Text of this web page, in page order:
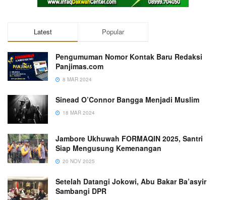
Latest Popular
Pengumuman Nomor Kontak Baru Redaksi
Panjimas.com
8 MAR 2024
Sinead O’Connor Bangga Menjadi Muslim
18 MAR 2024
Jambore Ukhuwah FORMAQIN 2025, Santri
Siap Mengusung Kemenangan
20 NOV 2025
Setelah Datangi Jokowi, Abu Bakar Ba’asyir
Sambangi DPR